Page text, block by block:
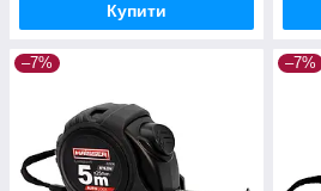
Купити
–7% –7%